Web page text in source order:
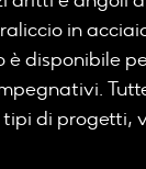
in
è disponibile
di progetti,